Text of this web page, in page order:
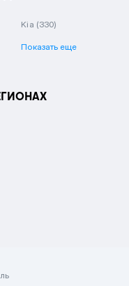
Kia (330)
Показать еще